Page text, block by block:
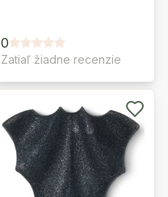
0
Zatiaľ žiadne recenzie